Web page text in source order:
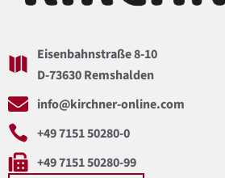
Eisenbahnstraße 8-10
D-73630 Remshalden
info@kirchner-online.com
+49 7151 50280-0
+49 7151 50280-99